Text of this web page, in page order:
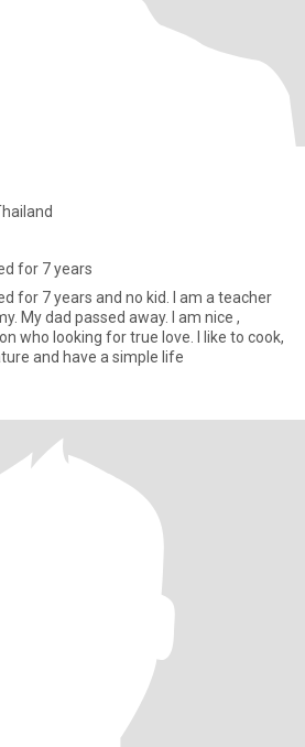
for 7 years
for 7 years and no kid. I am a teacher
My dad passed away. I am nice ,
who looking for true love. I like to cook,
and have a simple life